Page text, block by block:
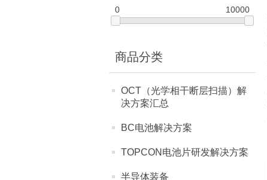
0 10000
商品分类
OCT（光学相干断层扫描）解
决方案汇总
BC电池解决方案
TOPCON电池片研发解决方案
半导体装备